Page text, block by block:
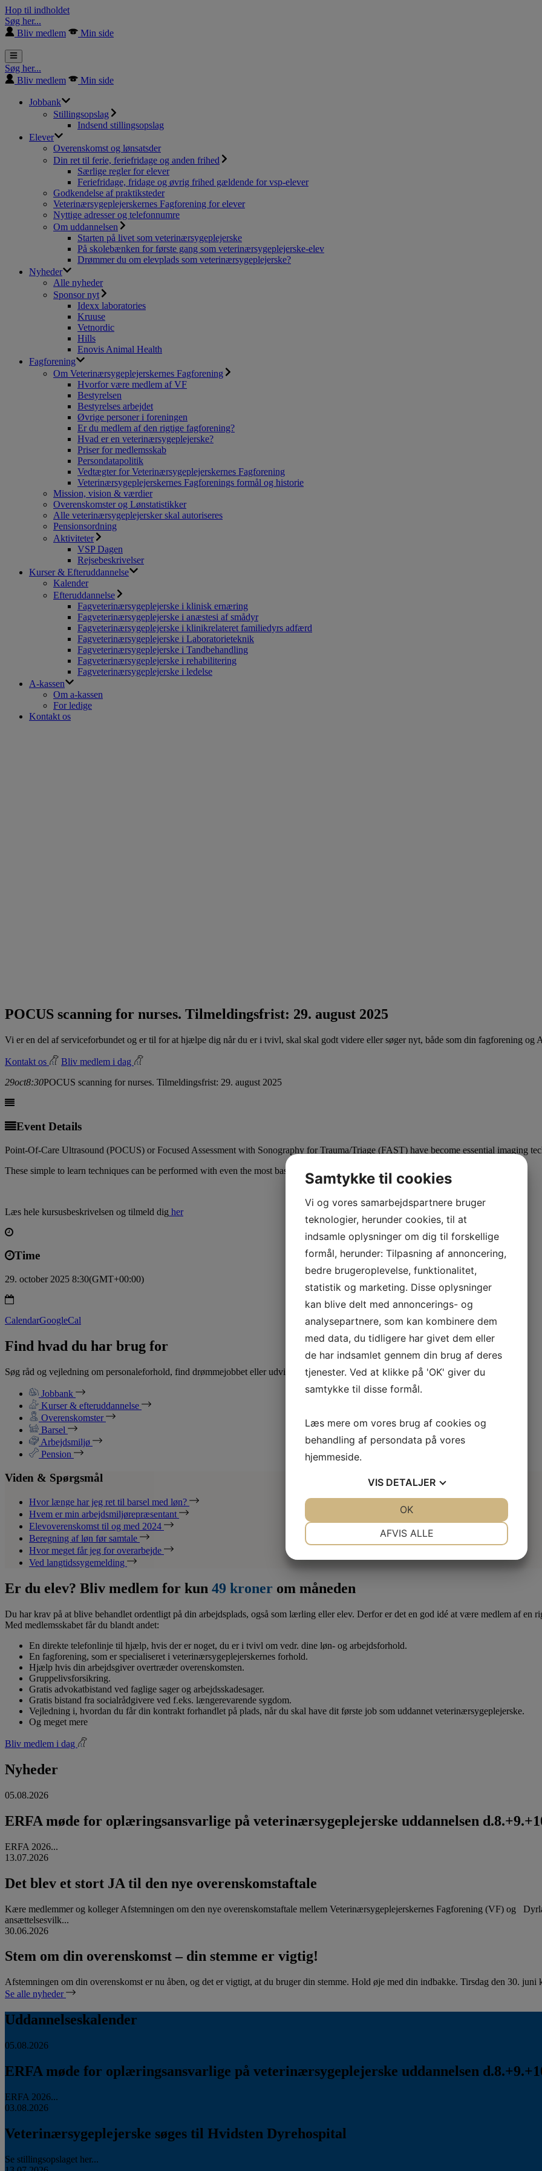
Hop til indholdet
Søg her...
Bliv medlem
Min side
Søg her...
Bliv medlem
Min side
Jobbank
Stillingsopslag
Indsend stillingsopslag
Elever
Overenskomst og lønsatsder
Din ret til ferie, feriefridage og anden frihed
Særlige regler for elever
Feriefridage, fridage og øvrig frihed gældende for vsp-elever
Godkendelse af praktiksteder
Veterinærsygeplejerskernes Fagforening for elever
Nyttige adresser og telefonnumre
Om uddannelsen
Starten på livet som veterinærsygeplejerske
På skolebænken for første gang som veterinærsygeplejerske-elev
Drømmer du om elevplads som veterinærsygeplejerske?
Nyheder
Alle nyheder
Sponsor nyt
Idexx laboratories
Kruuse
Vetnordic
Hills
Enovis Animal Health
Fagforening
Om Veterinærsygeplejerskernes Fagforening
Hvorfor være medlem af VF
Bestyrelsen
Bestyrelses arbejdet
Øvrige personer i foreningen
Er du medlem af den rigtige fagforening?
Hvad er en veterinærsygeplejerske?
Priser for medlemsskab
Persondatapolitik
Vedtægter for Veterinærsygeplejerskernes Fagforening
Veterinærsygeplejerskernes Fagforenings formål og historie
Mission, vision & værdier
Overenskomster og Lønstatistikker
Alle veterinærsygeplejersker skal autoriseres
Pensionsordning
Aktiviteter
VSP Dagen
Rejsebeskrivelser
Kurser & Efteruddannelse
Kalender
Efteruddannelse
Fagveterinærsygeplejerske i klinisk ernæring
Fagveterinærsygeplejerske i anæstesi af smådyr
Fagveterinærsygeplejerske i klinikrelateret familiedyrs adfærd
Fagveterinærsygeplejerske i Laboratorieteknik
Fagveterinærsygeplejerske i Tandbehandling
Fagveterinærsygeplejerske i rehabilitering
Fagveterinærsygeplejerske i ledelse
A-kassen
Om a-kassen
For ledige
Kontakt os
POCUS scanning for nurses. Tilmeldingsfrist: 29. august 2025
Vi er en del af serviceforbundet og er til for at hjælpe dig når du er i tvivl, skal skal godt videre eller søger nyt, både som din fagforening og
Kontakt os
Bliv medlem i dag
29oct8:30POCUS scanning for nurses. Tilmeldingsfrist: 29. august 2025
Event Details
Point-Of-Care Ultrasound (POCUS) or Focused Assessment with Sonography for Trauma/Triage (FAST) have become essential imaging
These simple to learn techniques can be performed with even the most basic equipment and can save lives of the patients you nurse.
Læs hele kursusbeskrivelsen og tilmeld dig her
Time
29. october 2025 8:30(GMT+00:00)
CalendarGoogleCal
Find hvad du har brug for
Søg råd og vejledning om personaleforhold, find drømmejobbet eller udvid din viden med specialiserede kurser.
Jobbank
Kurser & efteruddannelse
Overenskomster
Barsel
Arbejdsmiljø
Pension
Viden & Spørgsmål
Hvor længe har jeg ret til barsel med løn?
Hvem er min arbejdsmiljørepræsentant
Elevoverenskomst til og med 2024
Beregning af løn før samtale
Hvor meget får jeg for overarbejde
Ved langtidssygemelding
Er du elev? Bliv medlem for kun 49 kroner om måneden
Du har krav på at blive behandlet ordentligt på din arbejdsplads, også som lærling eller elev. Derfor er det en god idé at være medlem af en
Med medlemsskabet får du blandt andet:
En direkte telefonlinje til hjælp, hvis der er noget, du er i tvivl om vedr. dine løn- og arbejdsforhold.
En fagforening, som er specialiseret i veterinærsygeplejerskernes forhold.
Hjælp hvis din arbejdsgiver overtræder overenskomsten.
Gruppelivsforsikring.
Gratis advokatbistand ved faglige sager og arbejdsskadesager.
Gratis bistand fra socialrådgivere ved f.eks. længerevarende sygdom.
Vejledning i, hvordan du får din kontrakt forhandlet på plads, når du skal have dit første job som uddannet veterinærsygeplejerske.
Og meget mere
Bliv medlem i dag
Nyheder
05.08.2026
ERFA møde for oplæringsansvarlige på veterinærsygeplejerske uddannelsen
ERFA 2026...
13.07.2026
Det blev et stort JA til den nye overenskomstaftale
Kære medlemmer og kolleger Afstemningen om den nye overenskomstaftale mellem Veterinærsygeplejerskernes Fagforening (VF) og
ansættelsesvilk...
30.06.2026
Stem om din overenskomst – din stemme er vigtig!
Afstemningen om din overenskomst er nu åben, og det er vigtigt, at du bruger din stemme. Hold øje med din indbakke. Tirsdag den 30.
Se alle nyheder
Uddannelseskalender
05.08.2026
ERFA møde for oplæringsansvarlige på veterinærsygeplejerske uddannelsen
ERFA 2026...
03.08.2026
Veterinærsygeplejerske søges til Hvidsten Dyrehospital
Se stillingsopslaget her...
Samtykke til cookies
Vi og vores samarbejdspartnere bruger
teknologier, herunder cookies, til at
indsamle oplysninger om dig til forskellige
formål, herunder: Tilpasning af annoncering,
bedre brugeroplevelse, funktionalitet,
statistik og marketing. Disse oplysninger
kan blive delt med annoncerings- og
analysepartnere, som kan kombinere dem
med data, du tidligere har givet dem eller
de har indsamlet gennem din brug af deres
tjenester. Ved at klikke på 'OK' giver du
samtykke til disse formål.
Læs mere om vores brug af cookies og
behandling af persondata på vores
hjemmeside.
VIS DETALJER
AFVIS ALLE
OK